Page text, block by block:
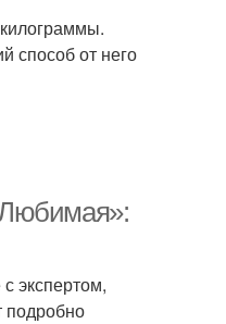
способ от него
экспертом,
подробно